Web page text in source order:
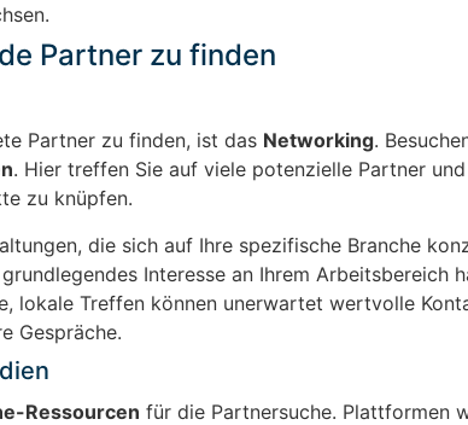
Partner zu finden
Partner zu finden, ist das Networking.
. Hier treffen Sie auf viele potenzielle Partner
zu knüpfen.
die sich auf Ihre spezifische Branche
Interesse an Ihrem Arbeitsbereich
lokale Treffen können unerwartet wertvolle
Gespräche.
Ressourcen für die Partnersuche. Plattformen